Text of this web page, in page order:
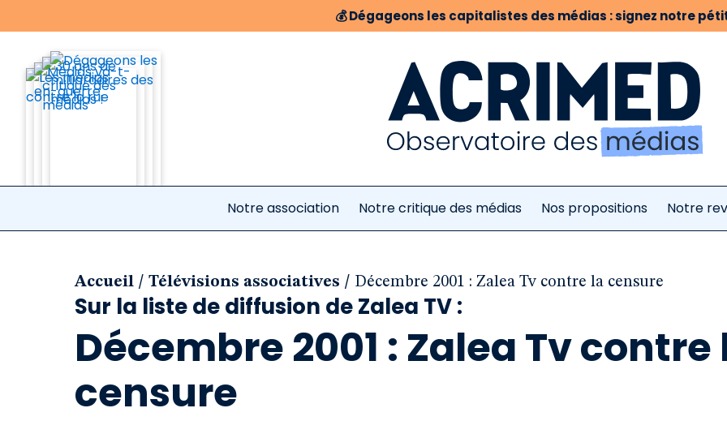
💰Dégageons les capitalistes des médias : signez notre
Notre association Notre critique des médias Nos propositions Notre
Accueil / Télévisions associatives / Décembre 2001 : Zalea Tv contre la censure
Sur la liste de diffusion de Zalea TV :
Décembre 2001 : Zalea Tv contre
censure